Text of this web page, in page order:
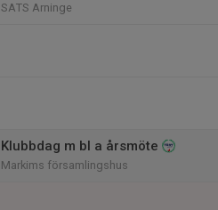
SATS Arninge
Klubbdag m bl a årsmöte
Markims församlingshus